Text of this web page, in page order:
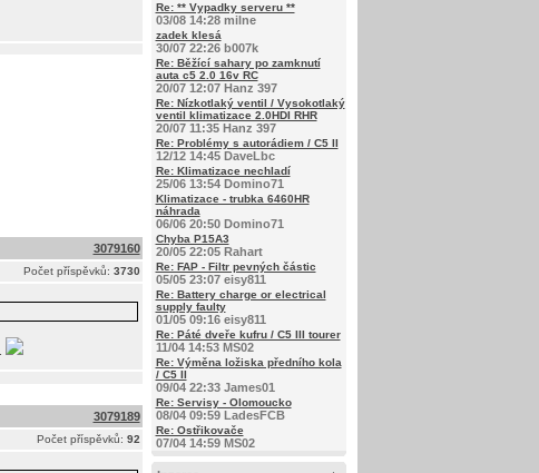
3079160
Počet příspěvků: 3730
3079189
Počet příspěvků: 92
Re: ** Vypadky serveru **
03/08 14:28 milne
zadek klesá
30/07 22:26 b007k
Re: Běžící sahary po zamknutí
auta c5 2.0 16v RC
20/07 12:07 Hanz 397
Re: Nízkotlaký ventil / Vysokotlaký
ventil klimatizace 2.0HDI RHR
20/07 11:35 Hanz 397
Re: Problémy s autorádiem / C5 II
12/12 14:45 DaveLbc
Re: Klimatizace nechladí
25/06 13:54 Domino71
Klimatizace - trubka 6460HR
náhrada
06/06 20:50 Domino71
Chyba P15A3
20/05 22:05 Rahart
Re: FAP - Filtr pevných částic
05/05 23:07 eisy811
Re: Battery charge or electrical
supply faulty
01/05 09:16 eisy811
Re: Páté dveře kufru / C5 III tourer
11/04 14:53 MS02
Re: Výměna ložiska předního kola
/ C5 II
09/04 22:33 James01
Re: Servisy - Olomoucko
08/04 09:59 LadesFCB
Re: Ostřikovače
07/04 14:59 MS02